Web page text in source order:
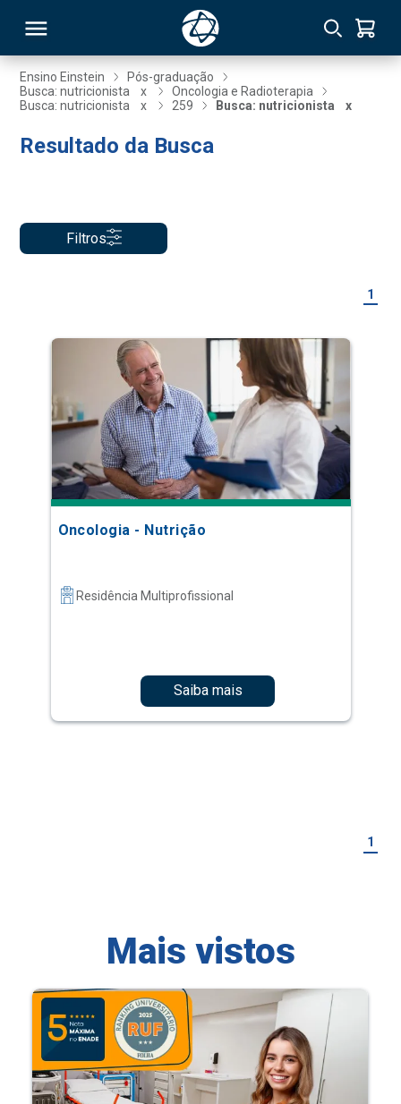
Ensino Einstein
Pós-graduação
Busca: nutricionista
x
Oncologia e Radioterapia
Busca: nutricionista
x 259 Busca: nutricionista x
Resultado da Busca
Filtros
1
Oncologia - Nutrição
Residência Multiprofissional
Saiba mais
1
Mais vistos